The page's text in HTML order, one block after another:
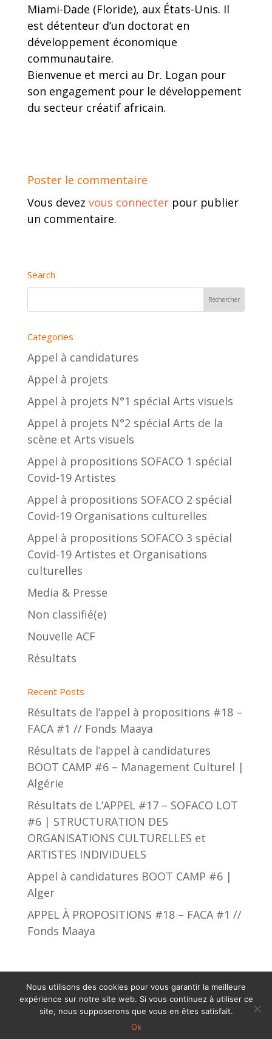
Miami-Dade (Floride), aux États-Unis. Il
est détenteur d’un doctorat en
développement économique
communautaire.
Bienvenue et merci au Dr. Logan pour
son engagement pour le développement
du secteur créatif africain.
Poster le commentaire
Vous devez vous connecterpour publier
un commentaire.
Search
Categories
Appel à candidatures
Appel à projets
Appel à projets N°1 spécial Arts visuels
Appel à projets N°2 spécial Arts de la
scène et Arts visuels
Appel à propositions SOFACO 1 spécial
Covid-19 Artistes
Appel à propositions SOFACO 2 spécial
Covid-19 Organisations culturelles
Appel à propositions SOFACO 3 spécial
Covid-19 Artistes et Organisations
culturelles
Media & Presse
Non classifié(e)
Nouvelle ACF
Résultats
Recent Posts
Résultats de l’appel à propositions #18 –
FACA #1 // Fonds Maaya
Résultats de l’appel à candidatures
BOOT CAMP #6 – Management Culturel |
Algérie
Résultats de L’APPEL #17 – SOFACO LOT
#6 | STRUCTURATION DES
ORGANISATIONS CULTURELLES et
ARTISTES INDIVIDUELS
Appel à candidatures BOOT CAMP #6 |
Alger
APPEL À PROPOSITIONS #18 – FACA #1 //
Fonds Maaya
African Culture Fund © 2019 - 2023. Tous droits
réservés.
Nous utilisons des cookies pour vous garantir la meilleure
expérience sur notre site web. Si vous continuez à utiliser ce
site, nous supposerons que vous en êtes satisfait.
Ok